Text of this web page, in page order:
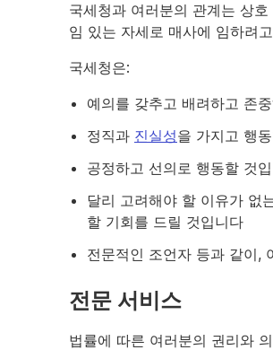
국세청과 여러분의 관계는 상
임 있는 자세로 매사에 임하려
국세청은:
예의를 갖추고 배려하고 존
정직과 진실성을 가지고 행
공정하고 선의로 행동할 것
달리 고려해야 할 이유가 없
할 기회를 드릴 것입니다
전문적인 조언자 등과 같이,
전문 서비스
법률에 따른 여러분의 권리와